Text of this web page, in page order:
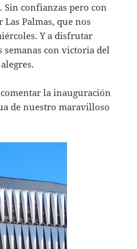
confianzas pero con
Palmas, que nos
Y a disfrutar
con victoria del
la inauguración
de nuestro maravilloso